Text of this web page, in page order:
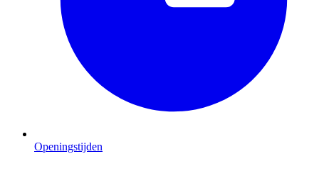
Openingstijden